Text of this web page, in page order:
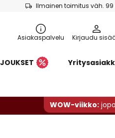
Ilmainen toimitus väh. 99
Asiakaspalvelu Kirjaudu
WOW-viikko: